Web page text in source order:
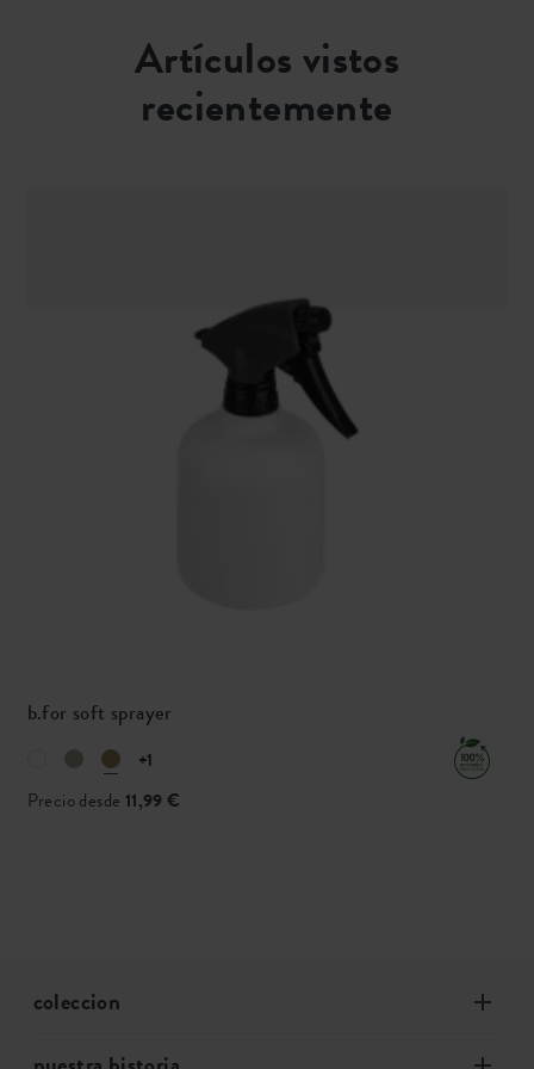
Artículos vistos
recientemente
b.for soft sprayer
+1
Precio desde 11,99 €
coleccion